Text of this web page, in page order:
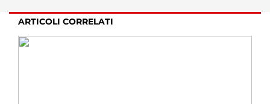
ARTICOLI CORRELATI